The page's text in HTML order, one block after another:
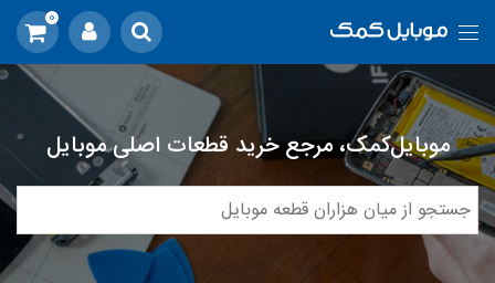
0
موبایل‌کمک، مرجع خرید قطعات اصلی موبایل